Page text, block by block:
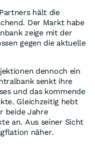
hält die
Der Markt habe
zeige mit der
gegen die aktuelle
dennoch ein
senkt ihre
und das kommende
Gleichzeitig hebt
beide Jahre
an. Aus seiner Sicht
näher.